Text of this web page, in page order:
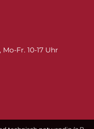
Fr. 10-17 Uhr